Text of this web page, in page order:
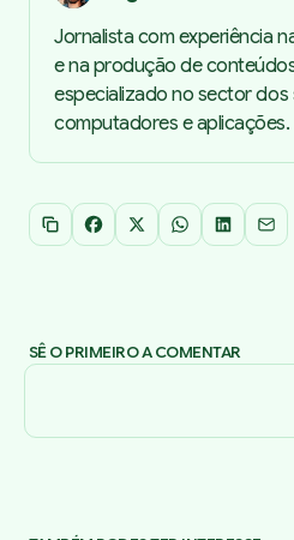
Jornalista com experiência
e na produção de
especializado no sector dos
computadores e aplicações.
Copiar link
Facebook
X WhatsApp
LinkedInEmail
SÊ O PRIMEIRO A COMENTAR